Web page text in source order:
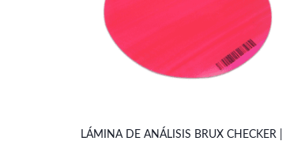
LÁMINA DE ANÁLISIS BRUX CHECKER |